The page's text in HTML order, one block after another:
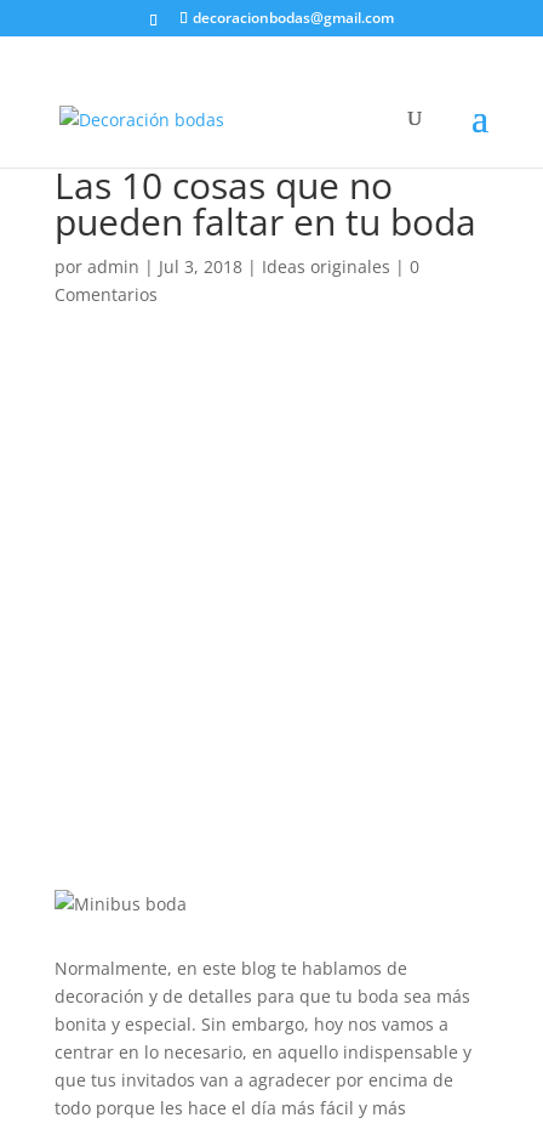
decoracionbodas@gmail.com
Las 10 cosas que no
pueden faltar en tu boda
por admin | Jul 3, 2018| Ideas originales | 0
Comentarios
Normalmente, en este blog te hablamos de
decoración y de detalles para que tu boda sea más
bonita y especial. Sin embargo, hoy nos vamos a
centrar en lo necesario, en aquello indispensable y
que tus invitados van a agradecer por encima de
todo porque les hace el día más fácil y más